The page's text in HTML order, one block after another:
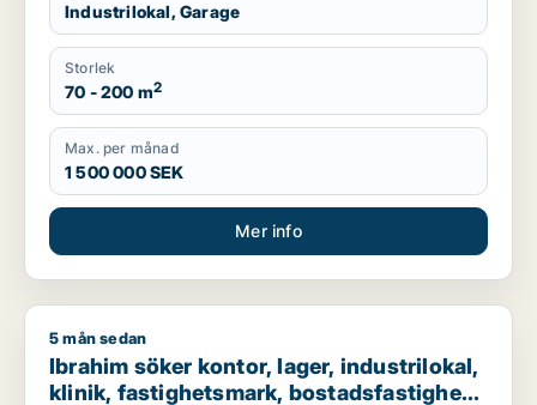
Industrilokal, Garage
Storlek
70 - 200 m2
Max. per månad
1 500 000 SEK
Mer info
Ibrahim söker kontor, lager, industrilokal, klinik,
5 mån sedan
Ibrahim söker kontor, lager, industrilokal,
klinik, fastighetsmark, bostadsfastighet,